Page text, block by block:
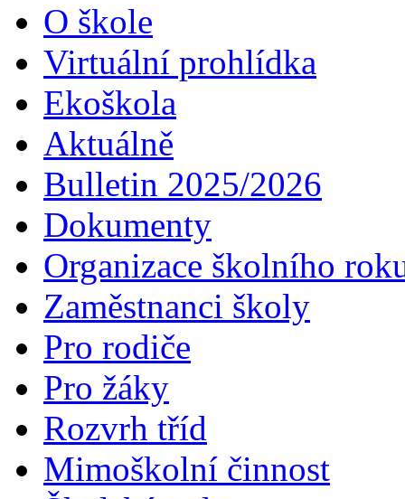
O škole
Virtuální prohlídka
Ekoškola
Aktuálně
Bulletin 2025/2026
Dokumenty
Organizace školního
Zaměstnanci školy
Pro rodiče
Pro žáky
Rozvrh tříd
Mimoškolní činnost